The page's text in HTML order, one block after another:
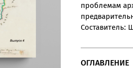
проблемам
Составитель:
ОГЛАВЛЕНИЕ